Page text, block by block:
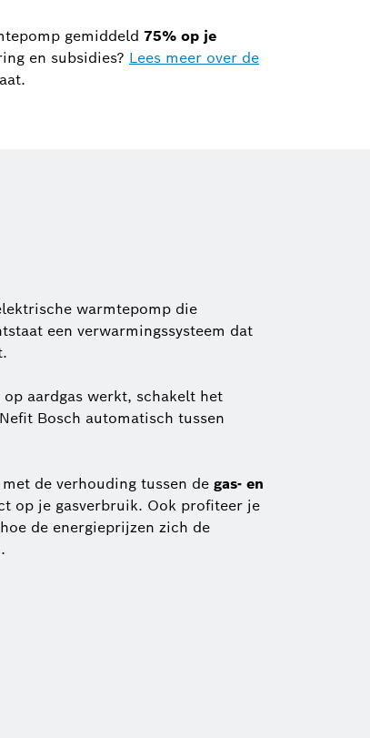
gemiddeld 75% op je
en subsidies? Lees meer over de
warmtepomp die
een verwarmingssysteem dat
aardgas werkt, schakelt het
Bosch automatisch tussen
de verhouding tussen de gas- en
op je gasverbruik. Ook profiteer je
de energieprijzen zich de